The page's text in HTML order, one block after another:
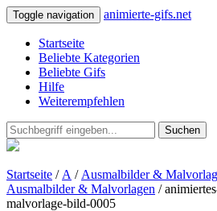
Toggle navigation animierte-gifs.net
Startseite
Beliebte Kategorien
Beliebte Gifs
Hilfe
Weiterempfehlen
Suchen
Startseite / A / Ausmalbilder &
Ausmalbilder & Malvorlagen /
malvorlage-bild-0005